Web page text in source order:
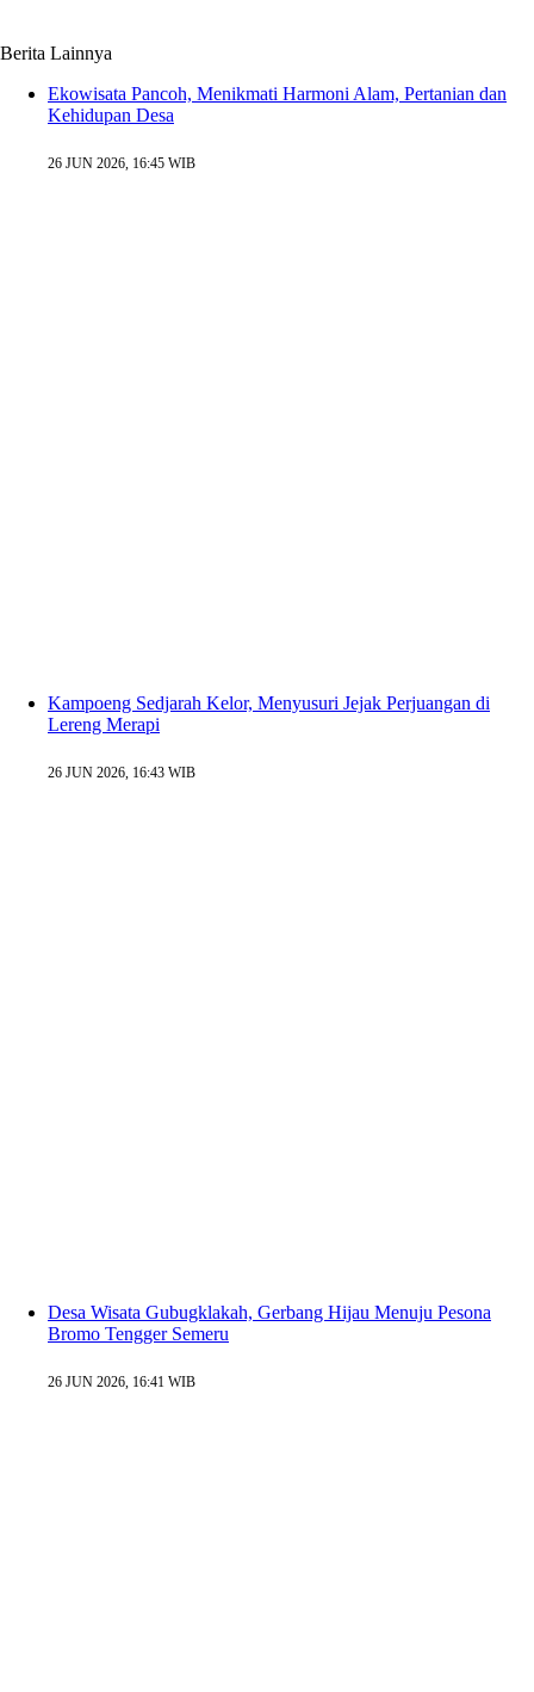
Berita Lainnya
Ekowisata Pancoh, Menikmati Harmoni Alam, Pertanian dan
Kehidupan Desa
26 JUN 2026, 16:45 WIB
Kampoeng Sedjarah Kelor, Menyusuri Jejak Perjuangan di
Lereng Merapi
26 JUN 2026, 16:43 WIB
Desa Wisata Gubugklakah, Gerbang Hijau Menuju Pesona
Bromo Tengger Semeru
26 JUN 2026, 16:41 WIB